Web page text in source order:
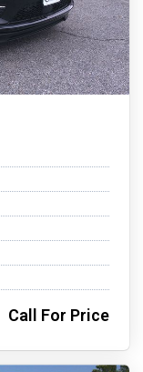
Call For Price